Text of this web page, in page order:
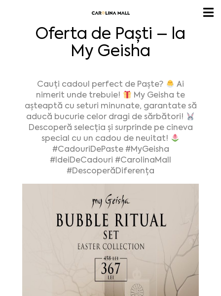
Oferta de Paști – la
My Geisha
Cauți cadoul perfect de Paște?
Ai
nimerit unde trebuie!
My Geisha te
așteaptă cu seturi minunate, garantate să
aducă bucurie celor dragi de sărbători!
Descoperă selecția și surprinde pe cineva
special cu un cadou de neuitat!
#CadouriDePaste #MyGeisha
#IdeiDeCadouri #CarolinaMall
#DescoperăDiferența